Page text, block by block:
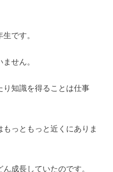
です。
せん。
り知識を得ることは仕事
っともっと近くにありま
成長していたのです。